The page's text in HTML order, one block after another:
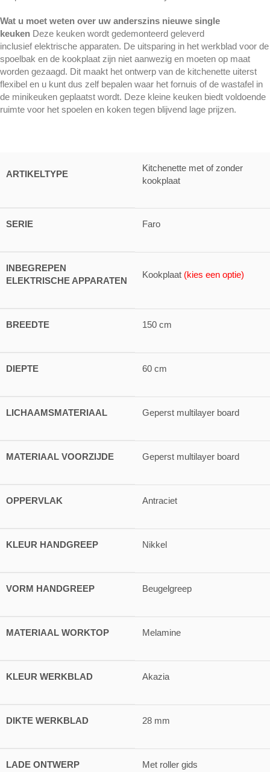
Wat u moet weten over uw anderszins nieuwe single
keuken Deze keuken wordt gedemonteerd geleverd
inclusief elektrische apparaten. De uitsparing in het werkblad voor de
spoelbak en de kookplaat zijn niet aanwezig en moeten op maat
worden gezaagd. Dit maakt het ontwerp van de kitchenette uiterst
flexibel en u kunt dus zelf bepalen waar het fornuis of de wastafel in
de minikeuken geplaatst wordt. Deze kleine keuken biedt voldoende
ruimte voor het spoelen en koken tegen blijvend lage prijzen.
ARTIKELTYPE
Kitchenette met of zonder
kookplaat
SERIE Faro
INBEGREPEN
ELEKTRISCHE APPARATEN
Kookplaat (kies een optie)
BREEDTE 150 cm
DIEPTE 60 cm
LICHAAMSMATERIAAL Geperst multilayer board
MATERIAAL VOORZIJDE Geperst multilayer board
OPPERVLAK Antraciet
KLEUR HANDGREEP Nikkel
VORM HANDGREEP Beugelgreep
MATERIAAL WORKTOP Melamine
KLEUR WERKBLAD Akazia
DIKTE WERKBLAD 28 mm
LADE ONTWERP Met roller gids